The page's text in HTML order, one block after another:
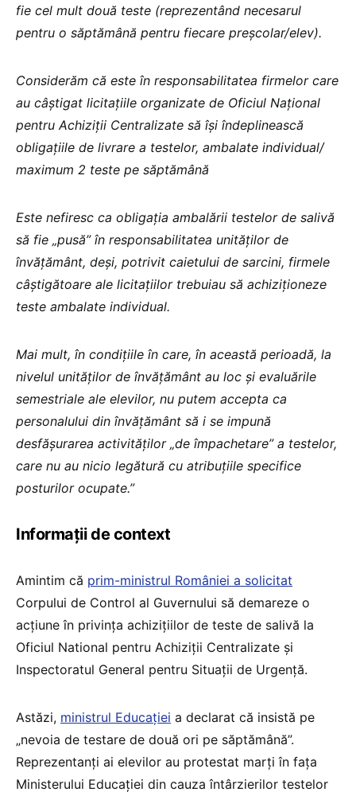
fie cel mult două teste (reprezentând necesarul
pentru o săptămână pentru fiecare preșcolar/elev).
Considerăm că este în responsabilitatea firmelor care
au câștigat licitațiile organizate de Oficiul Național
pentru Achiziții Centralizate să își îndeplinească
obligațiile de livrare a testelor, ambalate individual/
maximum 2 teste pe săptămână
Este nefiresc ca obligația ambalării testelor de salivă
să fie „pusă” în responsabilitatea unităților de
învățământ, deși, potrivit caietului de sarcini, firmele
câștigătoare ale licitațiilor trebuiau să achiziționeze
teste ambalate individual.
Mai mult, în condițiile în care, în această perioadă, la
nivelul unităților de învățământ au loc și evaluările
semestriale ale elevilor, nu putem accepta ca
personalului din învățământ să i se impună
desfășurarea activităților „de împachetare” a testelor,
care nu au nicio legătură cu atribuțiile specifice
posturilor ocupate.”
Informații de context
Amintim că prim-ministrul României a solicitat
Corpului de Control al Guvernului să demareze o
acțiune în privința achizițiilor de teste de salivă la
Oficiul National pentru Achiziții Centralizate și
Inspectoratul General pentru Situații de Urgență.
Astăzi, ministrul Educației a declarat că insistă pe
„nevoia de testare de două ori pe săptămână”.
Reprezentanți ai elevilor au protestat marți în fața
Ministerului Educației din cauza întârzierilor testelor